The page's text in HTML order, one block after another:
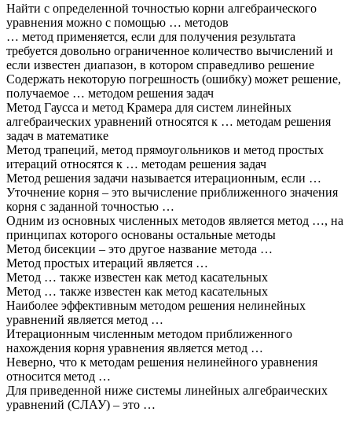
Найти с определенной точностью корни алгебраического
уравнения можно с помощью … методов
… метод применяется, если для получения результата
требуется довольно ограниченное количество вычислений и
если известен диапазон, в котором справедливо решение
Содержать некоторую погрешность (ошибку) может решение,
получаемое … методом решения задач
Метод Гаусса и метод Крамера для систем линейных
алгебраических уравнений относятся к … методам решения
задач в математике
Метод трапеций, метод прямоугольников и метод простых
итераций относятся к … методам решения задач
Метод решения задачи называется итерационным, если …
Уточнение корня – это вычисление приближенного значения
корня с заданной точностью …
Одним из основных численных методов является метод …, на
принципах которого основаны остальные методы
Метод бисекции – это другое название метода …
Метод простых итераций является …
Метод … также известен как метод касательных
Метод … также известен как метод касательных
Наиболее эффективным методом решения нелинейных
уравнений является метод …
Итерационным численным методом приближенного
нахождения корня уравнения является метод …
Неверно, что к методам решения нелинейного уравнения
относится метод …
Для приведенной ниже системы линейных алгебраических
уравнений (СЛАУ) – это …